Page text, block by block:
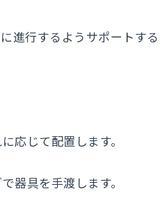
進行するようサポートす
応じて配置します。
器具を手渡します。